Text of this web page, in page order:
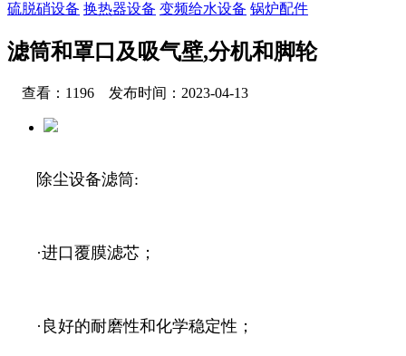
硫脱硝设备 换热器设备 变频给水设备 锅炉配件
滤筒和罩口及吸气壁,分机和脚轮
查看：1196 发布时间：2023-04-13
除尘设备滤筒:
·进口覆膜滤芯；
·良好的耐磨性和化学稳定性；